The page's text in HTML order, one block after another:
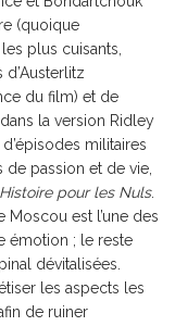
(quoique
plus cuisants,
du film) et de
la version Ridley
militaires
de passion et de vie,
Histoire pour les Nuls.
Moscou est l’une des
émotion ; le reste
dévitalisées.
les aspects les
de ruiner